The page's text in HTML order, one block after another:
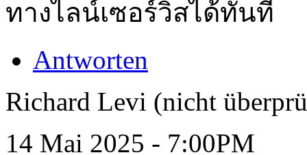
ทางไลน์เซอร์วิสได้ทันที
Antworten
Richard Levi (nicht
14 Mai 2025 - 7:00PM